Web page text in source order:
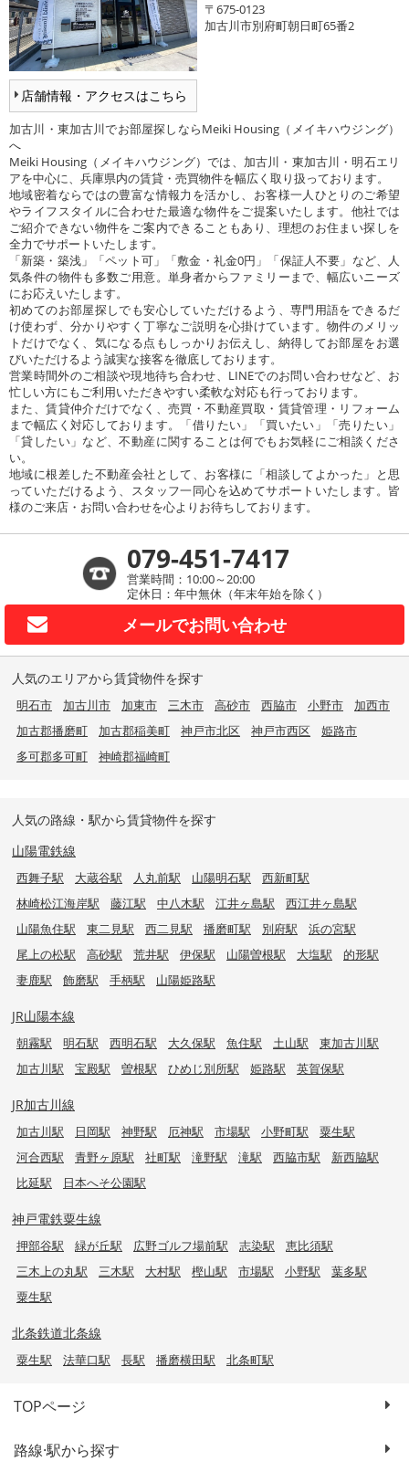
店舗情報・アクセスはこちら
〒675-0123
加古川市別府町朝日町65番2
加古川・東加古川でお部屋探しならMeiki Housing（メイキハウジング）
へ
Meiki Housing（メイキハウジング）では、加古川・東加古川・明石エリ
アを中心に、兵庫県内の賃貸・売買物件を幅広く取り扱っております。
地域密着ならではの豊富な情報力を活かし、お客様一人ひとりのご希望
やライフスタイルに合わせた最適な物件をご提案いたします。他社では
ご紹介できない物件をご案内できることもあり、理想のお住まい探しを
全力でサポートいたします。
「新築・築浅」「ペット可」「敷金・礼金0円」「保証人不要」など、人
気条件の物件も多数ご用意。単身者からファミリーまで、幅広いニーズ
にお応えいたします。
初めてのお部屋探しでも安心していただけるよう、専門用語をできるだ
け使わず、分かりやすく丁寧なご説明を心掛けています。物件のメリッ
トだけでなく、気になる点もしっかりお伝えし、納得してお部屋をお選
びいただけるよう誠実な接客を徹底しております。
営業時間外のご相談や現地待ち合わせ、LINEでのお問い合わせなど、お
忙しい方にもご利用いただきやすい柔軟な対応も行っております。
また、賃貸仲介だけでなく、売買・不動産買取・賃貸管理・リフォーム
まで幅広く対応しております。「借りたい」「買いたい」「売りたい」
「貸したい」など、不動産に関することは何でもお気軽にご相談くださ
い。
地域に根差した不動産会社として、お客様に「相談してよかった」と思
っていただけるよう、スタッフ一同心を込めてサポートいたします。皆
様のご来店・お問い合わせを心よりお待ちしております。
079-451-7417
営業時間：10:00～20:00
定休日：年中無休（年末年始を除く）
メールでお問い合わせ
人気のエリアから賃貸物件を探す
明石市 加古川市 加東市 三木市 高砂市 西脇市 小野市
加西市
加古郡播磨町
加古郡稲美町 神戸市北区 神戸市西区
姫路市
多可郡多可町
神崎郡福崎町
人気の路線・駅から賃貸物件を探す
山陽電鉄線
西舞子駅 大蔵谷駅 人丸前駅 山陽明石駅
西新町駅
林崎松江海岸駅
藤江駅 中八木駅 江井ヶ島駅
西江井ヶ島駅
山陽魚住駅
東二見駅 西二見駅 播磨町駅 別府駅
浜の宮駅
尾上の松駅
高砂駅 荒井駅 伊保駅 山陽曽根駅 大塩駅
的形駅
妻鹿駅
飾磨駅 手柄駅 山陽姫路駅
JR山陽本線
朝霧駅 明石駅 西明石駅 大久保駅 魚住駅 土山駅
東加古川駅
加古川駅
宝殿駅 曽根駅 ひめじ別所駅 姫路駅 英賀保駅
JR加古川線
加古川駅 日岡駅 神野駅 厄神駅 市場駅 小野町駅
粟生駅
河合西駅
青野ヶ原駅 社町駅 滝野駅 滝駅 西脇市駅
新西脇駅
比延駅
日本へそ公園駅
神戸電鉄粟生線
押部谷駅 緑が丘駅 広野ゴルフ場前駅 志染駅
恵比須駅
三木上の丸駅
三木駅 大村駅 樫山駅 市場駅 小野駅
葉多駅
粟生駅
北条鉄道北条線
粟生駅 法華口駅 長駅 播磨横田駅 北条町駅
TOPページ
路線·駅から探す